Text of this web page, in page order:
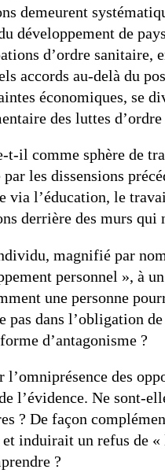
demeurent
développement de
d’ordre sanitaire,
accords au-delà du
économiques, se
des luttes
t-il comme sphère de
par les dissensions
via l’éducation, le
derrière des murs qui
magnifié par
personnel », à
une personne
pas dans l’obligation
d’antagonisme ?
l’omniprésence des
l’évidence. Ne sont-
? De façon
induirait un refus de «
?